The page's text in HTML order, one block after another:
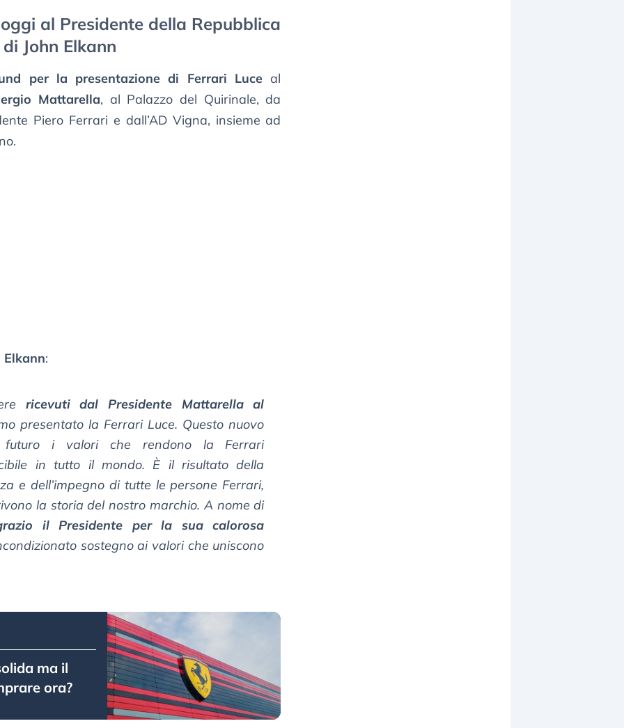
al Presidente della Repubblica
John Elkann
per la presentazione di Ferrari Luce al
Mattarella, al Palazzo del Quirinale, da
Piero Ferrari e dall’AD Vigna, insieme ad
Elkann:
ricevuti dal Presidente Mattarella al
presentato la Ferrari Luce. Questo nuovo
futuro i valori che rendono la Ferrari
in tutto il mondo. È il risultato della
e dell’impegno di tutte le persone Ferrari,
la storia del nostro marchio. A nome di
il Presidente per la sua calorosa
sostegno ai valori che uniscono
ma il
ora?